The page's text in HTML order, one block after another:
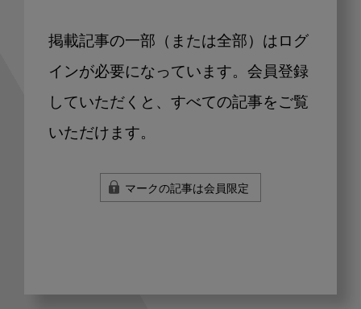
掲載記事の一部（または全部）はログ
インが必要になっています。会員登録
していただくと、すべての記事をご覧
いただけます。
マークの記事は会員限定